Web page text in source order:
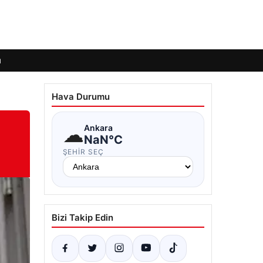
Hava Durumu
☁Ankara
NaN°C
ŞEHIR SEÇ
Bizi Takip Edin